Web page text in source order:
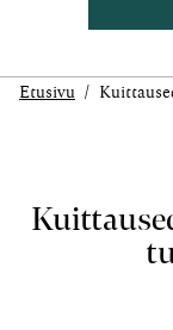
Etusivu